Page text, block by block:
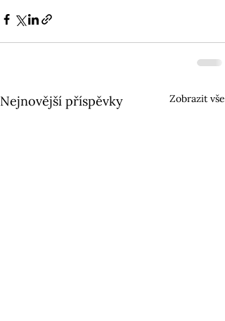
Nejnovější příspěvky Zobrazit vše